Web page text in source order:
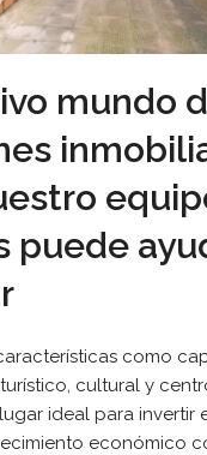
mundo
puede
como
cultural y
ideal para invertir
económico